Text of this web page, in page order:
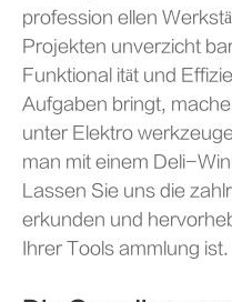
profession ellen
Projekten unverzicht
Funktional ität und
Aufgaben bringt,
unter Elektro
man mit einem Deli-
Lassen Sie uns die
erkunden und
Ihrer Tools ammlung ist.